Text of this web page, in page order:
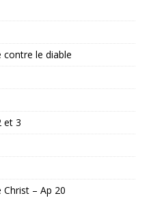
contre le diable
et 3
Christ – Ap 20